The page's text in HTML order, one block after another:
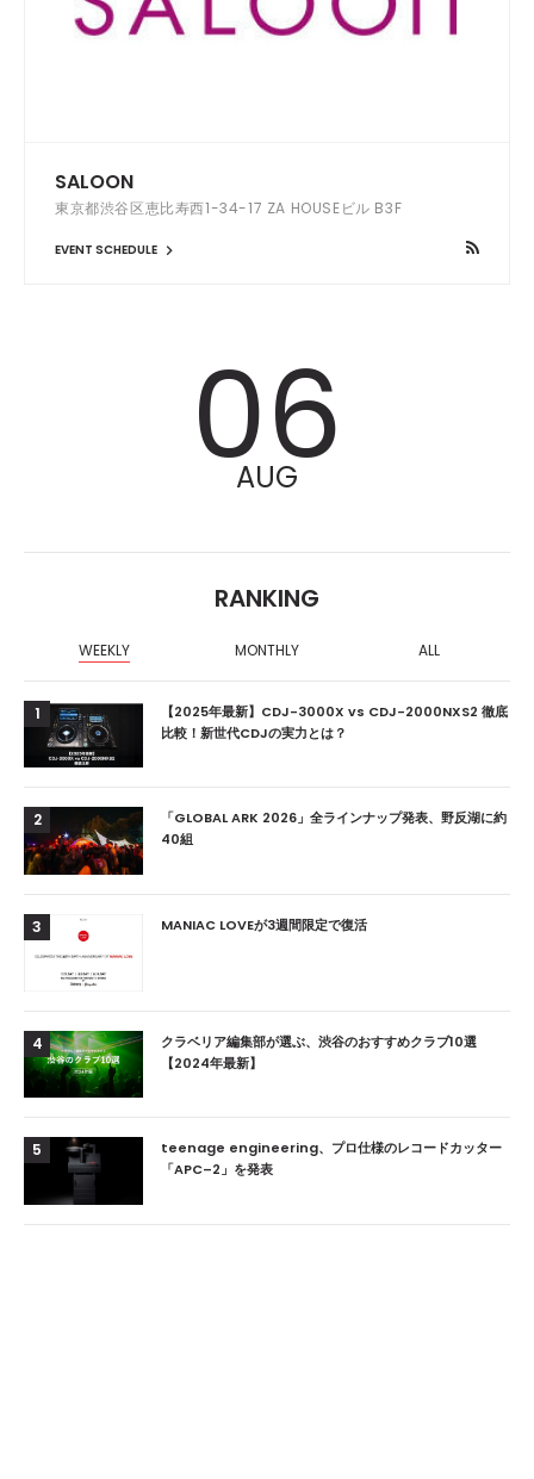
SALOON
東京都渋谷区恵比寿西1-34-17 ZA HOUSEビル B3F
EVENT SCHEDULE
06
AUG
RANKING
WEEKLY MONTHLY ALL
1
【2025年最新】CDJ-3000X vs CDJ-2000NXS2 徹底
比較！新世代CDJの実力とは？
2
「GLOBAL ARK 2026」全ラインナップ発表、野反湖に約
40組
3 MANIAC LOVEが3週間限定で復活
4
クラベリア編集部が選ぶ、渋谷のおすすめクラブ10選
【2024年最新】
5
teenage engineering、プロ仕様のレコードカッター
「APC–2」を発表